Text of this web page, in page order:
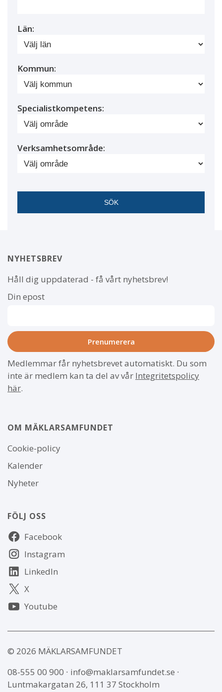
Län:
Kommun:
Specialistkompetens:
Verksamhetsområde:
NYHETSBREV
Håll dig uppdaterad - få vårt nyhetsbrev!
Din epost
Medlemmar får nyhetsbrevet automatiskt. Du som
inte är medlem kan ta del av vår Integritetspolicy
här.
OM MÄKLARSAMFUNDET
Om
webbplatsen
Cookie-policy
Kalender
Nyheter
FÖLJ OSS
Följ
oss Facebook
Instagram
LinkedIn
X
Youtube
© 2026 MÄKLARSAMFUNDET
08-555 00 900 ∙ info@maklarsamfundet.se ∙
Luntmakargatan 26, 111 37 Stockholm